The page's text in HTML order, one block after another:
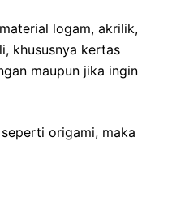
logam, akrilik,
khususnya kertas
maupun jika ingin
origami, maka